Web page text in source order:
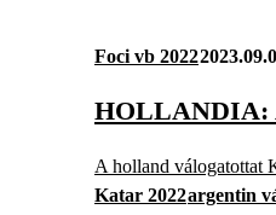
Foci vb 2022
HOLLANDIA:
A holland válogatottat
Katar 2022argentin